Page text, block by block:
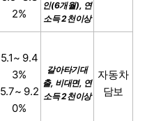
2%
인(6개월), 연
소득 2천이상
5.1~ 9.4
3%
5.7~ 9.2
0%
갈아타기대
출, 비대면, 연
소득 2천이상
자동차
담보